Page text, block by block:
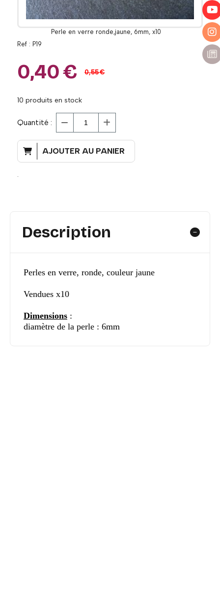
Perle en verre ronde,jaune, 6mm, x10
Ref : P19
0,40€ 0,55€
10 produits en stock
Quantité :
AJOUTER AU PANIER
.
Description
Perles en verre, ronde, couleur jaune
Vendues x10
Dimensions :
diamètre de la perle : 6mm